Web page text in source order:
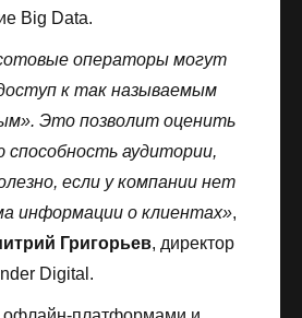
Big Data.
операторы могут
к так называемым
Это позволит оценить
способность аудитории,
если у компании нет
информации о клиентах»,
Григорьев, директор
Digital.